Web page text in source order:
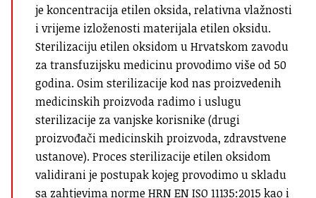
je koncentracija etilen oksida, relativna vlažnosti
i vrijeme izloženosti materijala etilen oksidu.
Sterilizaciju etilen oksidom u Hrvatskom zavodu
za transfuzijsku medicinu provodimo više od 50
godina. Osim sterilizacije kod nas proizvedenih
medicinskih proizvoda radimo i uslugu
sterilizacije za vanjske korisnike (drugi
proizvođači medicinskih proizvoda, zdravstvene
ustanove). Proces sterilizacije etilen oksidom
validirani je postupak kojeg provodimo u skladu
sa zahtjevima norme HRN EN ISO 11135:2015 kao i